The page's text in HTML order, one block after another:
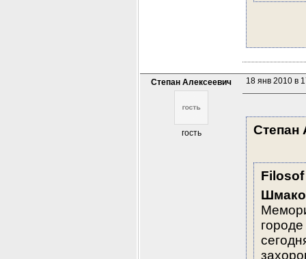
Степан Алексеевич
гость
18 янв 2010 в
Степан
Filosof